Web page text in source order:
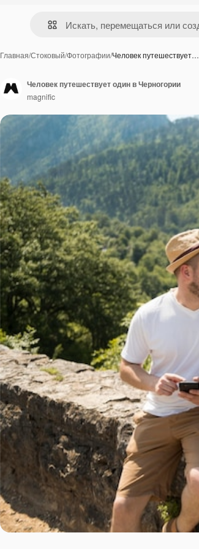
Главная/Стоковый/Фотографии/Человек путешествует…
Человек путешествует один в Черногории
magnific